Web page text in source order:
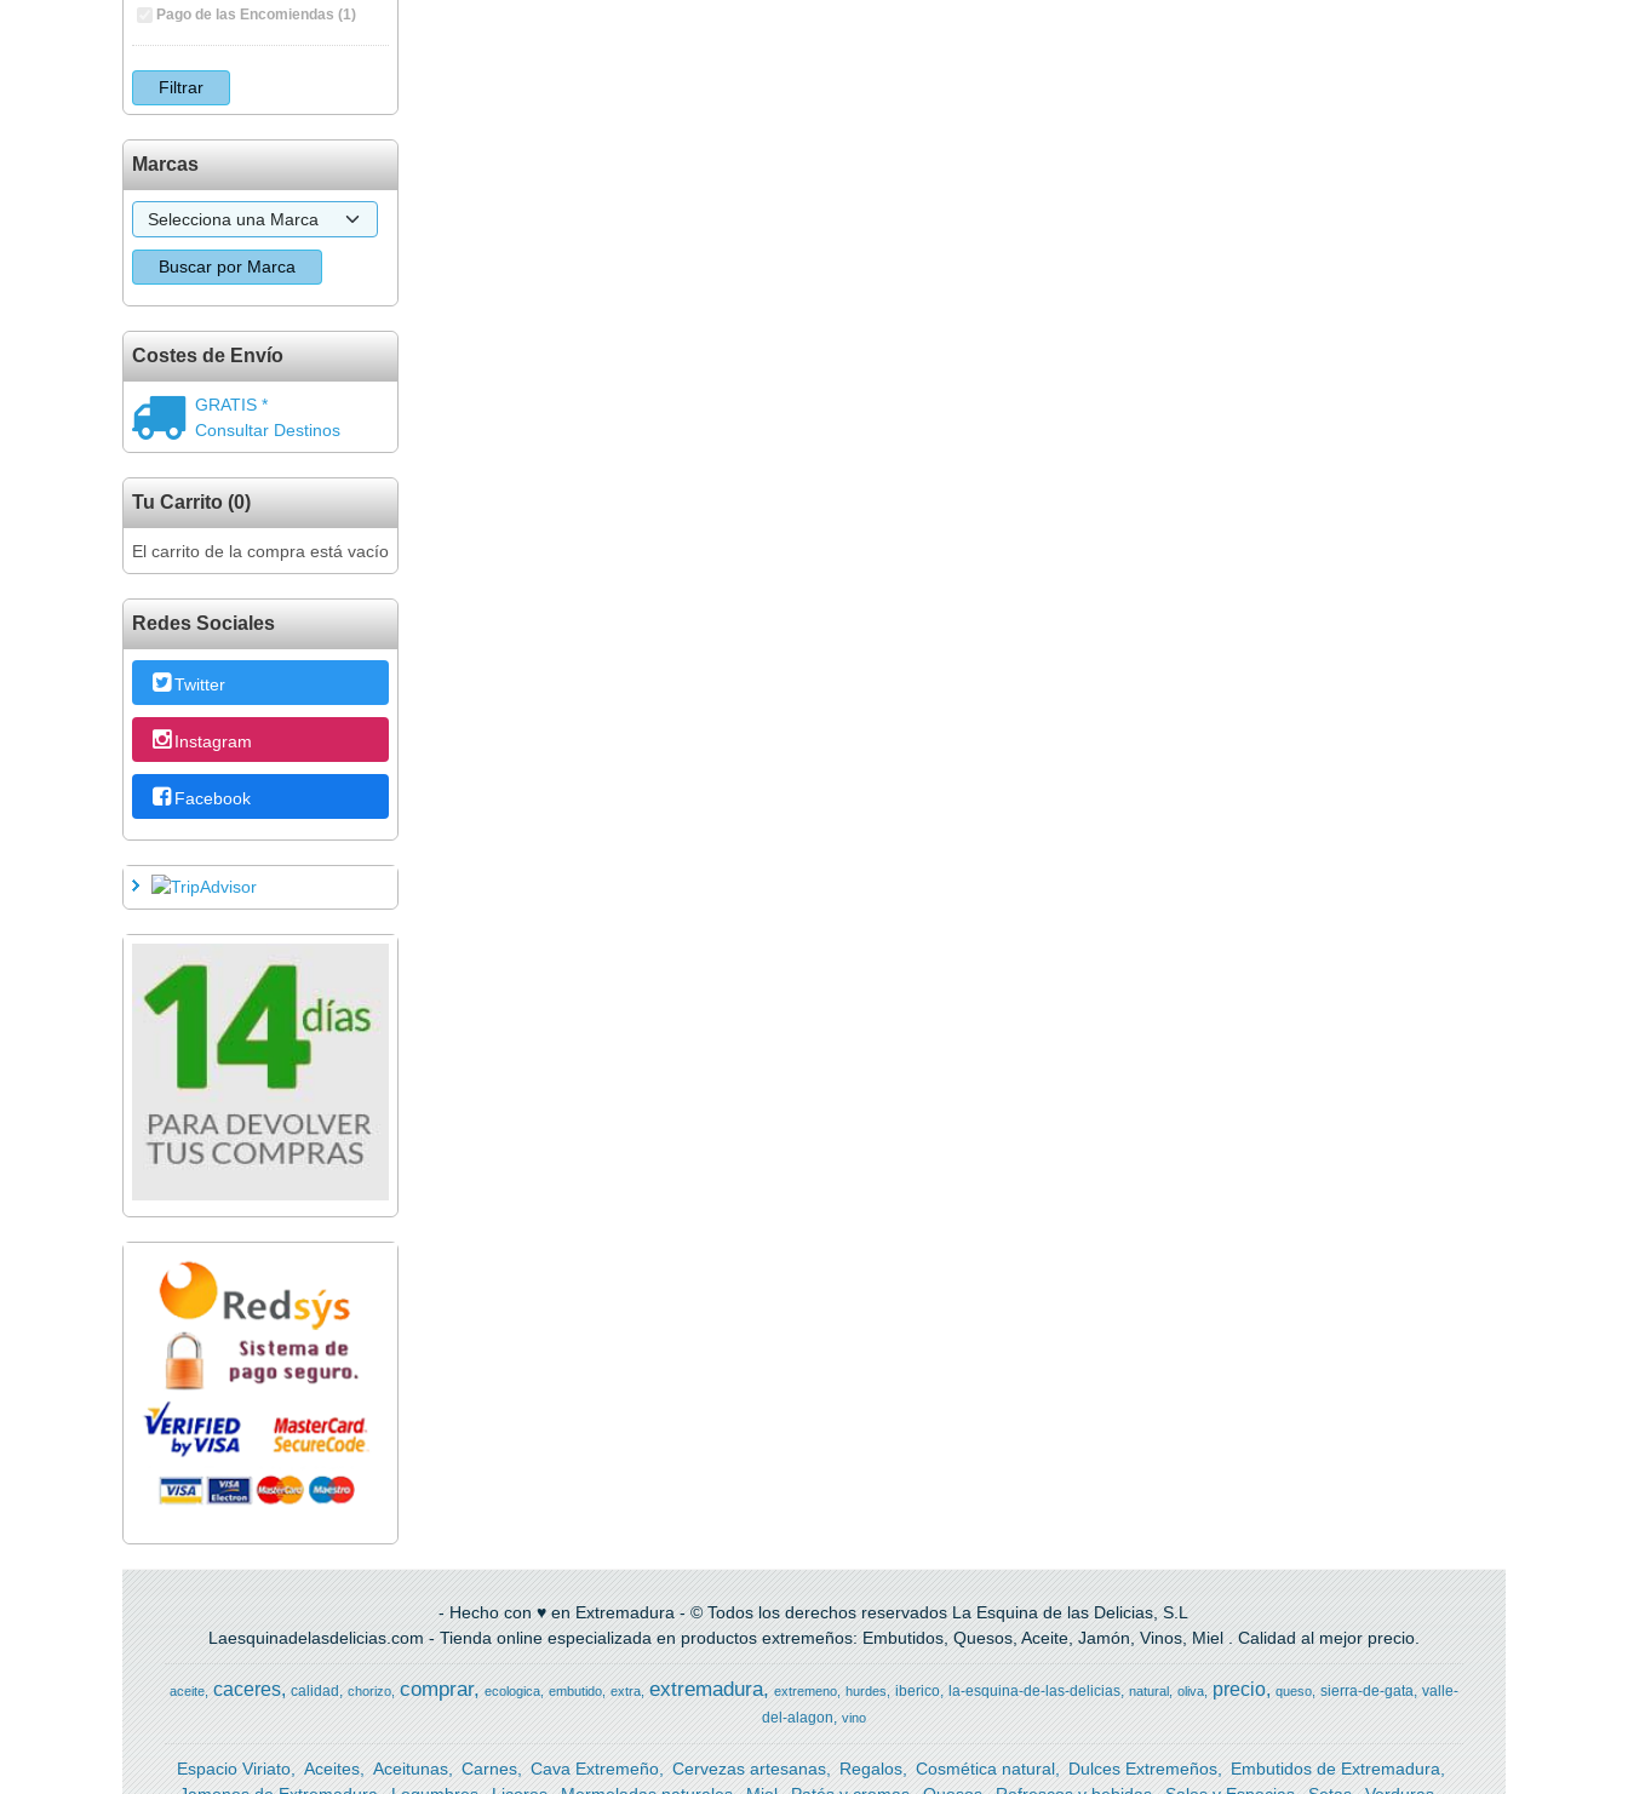
Pago de las Encomiendas (1)
Marcas
Costes de Envío
GRATIS *
Consultar Destinos
Tu Carrito (0)
El carrito de la compra está vacío
Redes Sociales
Twitter
Instagram
Facebook
- Hecho con ♥ en Extremadura - © Todos los derechos reservados La Esquina de las Delicias, S.L
Laesquinadelasdelicias.com - Tienda online especializada en productos extremeños: Embutidos, Quesos, Aceite, Jamón, Vinos, Miel . Calidad al mejor precio.
aceite caceres calidad chorizo comprar ecologica embutido extra extremadura extremeno hurdes iberico la-esquina-de-las-delicias natural oliva precio queso sierra-de-gata valle-
del-alagon
vino
Espacio Viriato Aceites Aceitunas Carnes Cava Extremeño Cervezas artesanas Regalos Cosmética natural Dulces Extremeños
Embutidos de Extremadura